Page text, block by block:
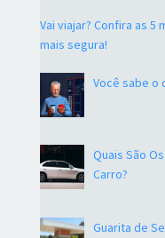
Vai viajar? Confira as 5
mais segura!
Você sabe o
Quais São
Carro?
Guarita de